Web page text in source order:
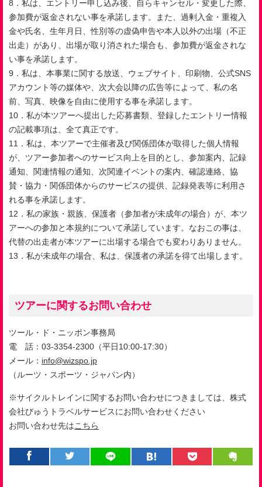
8．私は、エントリー申し込み後、自らキャンセル・変更した際、
参加費が返金されない事を承諾します。また、過剰入金・重複入
金や氏名、生年月日、性別等の虚偽申告や本人以外の出場（不正
出走）があり、出場が取り消された場合も、参加費が返金されな
い事を承諾します。
9．私は、本事業に関する放送、ウェブサイト、印刷物、公式SNS
アカウント等の媒体や、次大会以降の広告等によって、私の名
前、写真、映像を自由に使用する事を承諾します。
10．私が本ツアーへ提出した応募書類、登録したエントリー情報
の記載事項は、全て真正です。
11．私は、本ツアーで主催者及び関係団体が取得した個人情報
が、ツアー参加者へのサービス向上を目的とし、参加案内、記録
通知、関連情報の通知、次関連イベントの案内、確認連絡、協
賛・協力・関係団体からのサービスの提供、記録発表等に利用さ
れる事を承諾します。
12．私の家族・親族、保護者（参加者が未成年の場合）が、本ツ
アーへの参加と本規約について承諾しています。なおこの事は、
代替の出走者が本ツアーに出場する場合でも変わりありません。
13．私が未成年の場合、私は、保護者の承諾を得て出場します。
ツアーに関するお問い合わせ
ツール・ド・ニッポン事務局
電 話： 03-3354-2300 （平日10:00-17:30）
メール： info@wizspo.jp
（ルーツ・スポーツ・ジャパン内）
※サイクルトレインに関するお問い合わせにつきましては、株式
会社びゅうトラベルサービスにお問い合わせください
お問い合わせ先はこちら